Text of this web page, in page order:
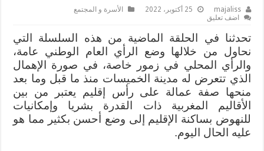
majaliss 25 أكتوبر، 2022
الأسرة و المجتمع
اضف تعليق
تحدثنا في الحلقة الماضية من هذه السلسلة التي
نحاول من خلالها وضع الرأي العام الوطني عامة،
والرأي المحلي في زمور خاصة، في صورة الإهمال
الذي تتعرض له مدينة الخميسات منذ ما قبل وما بعد
منحها صفة عمالة على رأس إقليم يعتبر من بين
الأقاليم المغربية ذات القدرة بشريا وإمكانيات
للنهوض بساكنة الإقليم إلى وضع أحسن بكثير مما هو
عليه الحال اليوم.